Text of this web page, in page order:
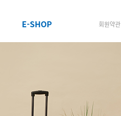
E-SHOP 회원약관